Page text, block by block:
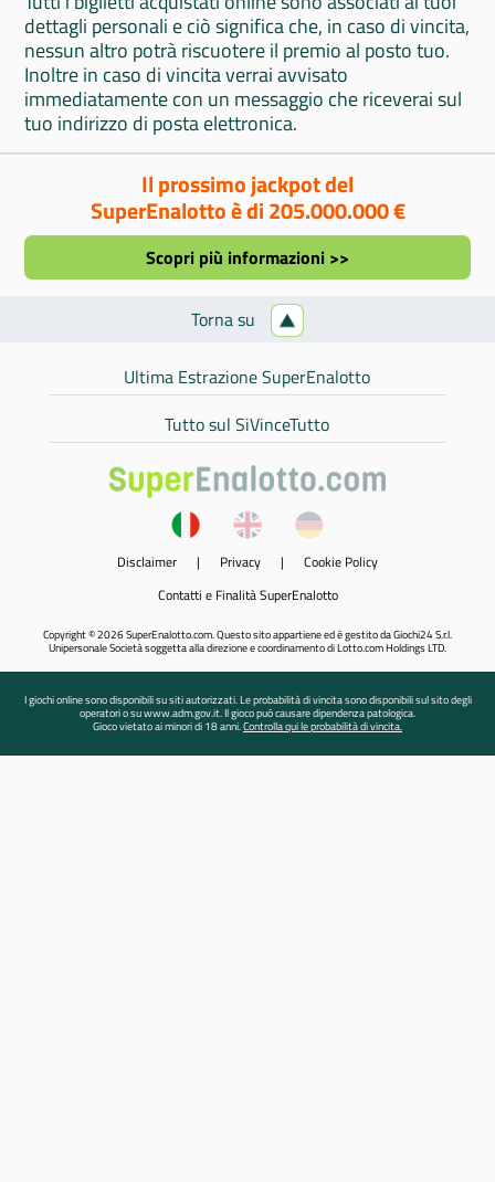
dettagli personali e ciò significa che, in caso di vincita,
nessun altro potrà riscuotere il premio al posto tuo.
Inoltre in caso di vincita verrai avvisato
immediatamente con un messaggio che riceverai sul
tuo indirizzo di posta elettronica.
Il prossimo jackpot del
SuperEnalotto è di 205.000.000 €
Scopri più informazioni >>
Torna su
Ultima Estrazione SuperEnalotto
Tutto sul SiVinceTutto
Disclaimer | Privacy | Cookie Policy
Contatti e Finalità SuperEnalotto
Copyright © 2026 SuperEnalotto.com. Questo sito appartiene ed è gestito da Giochi24 S.r.l.
Unipersonale Società soggetta alla direzione e coordinamento di Lotto.com Holdings LTD.
I giochi online sono disponibili su siti autorizzati. Le probabilità di vincita sono disponibili sul sito degli
operatori o su www.adm.gov.it. Il gioco può causare dipendenza patologica.
Gioco vietato ai minori di 18 anni.Controlla qui le probabilità di vincita.